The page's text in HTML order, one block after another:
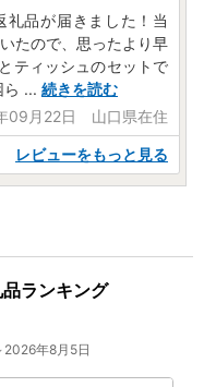
願いいたします。
ご用意の上、お電話も
い。
の品が異なっていた場
は、応援メッセージ欄
礼品が届きました！当
たので、思ったより早
ティッシュのセットで
... 続きを読む
09月22日 山口県在住
レビューをもっと見る
ランキング
年8月5日